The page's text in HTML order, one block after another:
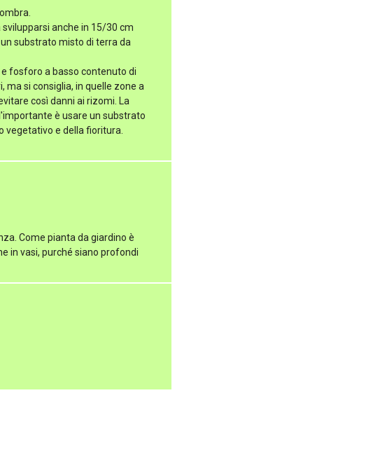
svilupparsi anche in 15/30 cm
substrato misto di terra da
e fosforo a basso contenuto di
ma si consiglia, in quelle zone a
così danni ai rizomi. La
è usare un substrato
vegetativo e della fioritura.
Come pianta da giardino è
in vasi, purché siano profondi